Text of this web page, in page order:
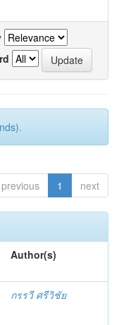
previous 1 next
Author(s)
กรรวี ศรีวิชัย